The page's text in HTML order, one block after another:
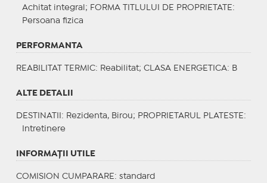
Achitat integral; FORMA TITLULUI DE PROPRIETATE :
Persoana fizica
PERFORMANTA
REABILITAT TERMIC: Reabilitat; CLASA ENERGETICA: B
ALTE DETALII
DESTINATII : Rezidenta, Birou; PROPRIETARUL PLATESTE :
Intretinere
INFORMAŢII UTILE
COMISION CUMPARARE: standard